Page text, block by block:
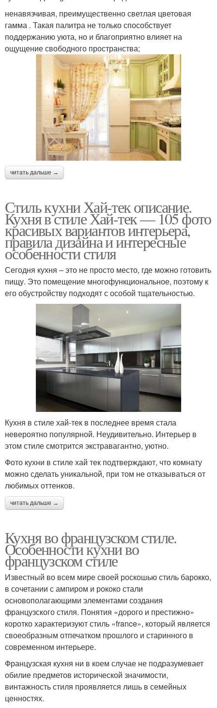
ненавязчивая, преимущественно светлая цветовая
гамма . Такая палитра не только способствует
поддержанию уюта, но и благоприятно влияет на
ощущение свободного пространства;
читать дальше →
Стиль кухни Хай-тек описание.
Кухня в стиле Хай-тек — 105 фото
красивых вариантов интерьера,
правила дизайна и интересные
особенности стиля
Сегодня кухня – это не просто место, где можно готовить
пищу. Это помещение многофункциональное, поэтому к
его обустройству подходят с особой тщательностью.
Кухня в стиле хай-тек в последнее время стала
невероятно популярной. Неудивительно. Интерьер в
этом стиле смотрится экстравагантно, уютно.
Фото кухни в стиле хай тек подтверждают, что комнату
можно сделать уникальной, при том не отказываться от
любимых оттенков.
читать дальше →
Кухня во французском стиле.
Особенности кухни во
французском стиле
Известный во всем мире своей роскошью стиль барокко,
в сочетании с ампиром и рококо стали
основополагающими элементами создания
французского стиля. Понятия «дорого и престижно»
коротко характеризуют стиль «france», который является
своеобразным отпечатком прошлого и старинного в
современном интерьере.
Французская кухня ни в коем случае не подразумевает
обилие предметов исторической значимости,
винтажность стиля проявляется лишь в семейных
ценностях.